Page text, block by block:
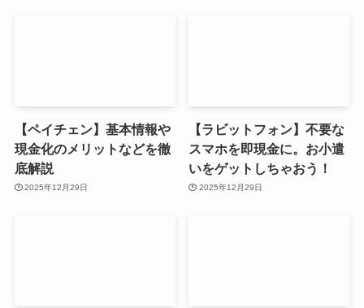
【ペイチェン】基本情報や
現金化のメリットなどを徹
底解説
2025年12月29日
【ラビットフォン】不要な
スマホを即現金に。お小遣
いをゲットしちゃおう！
2025年12月29日